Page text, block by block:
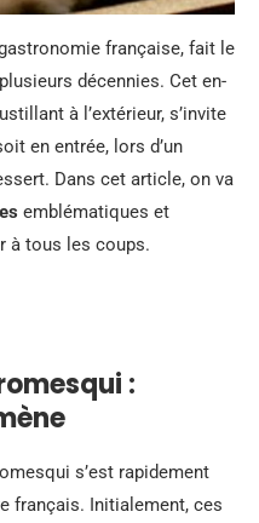
française, fait le
décennies. Cet en-
à l’extérieur, s’invite
en entrée, lors d’un
Dans cet article, on va
emblématiques et
à tous les coups.
:
s’est rapidement
français. Initialement, ces